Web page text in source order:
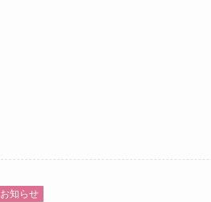
お知らせ